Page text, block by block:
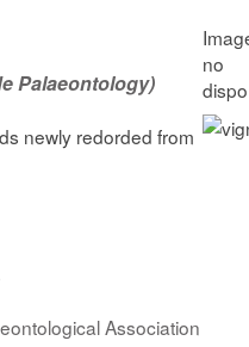
Palaeontology)
newly redorded from
Association